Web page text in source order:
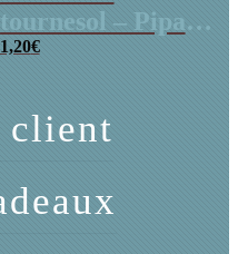
tournesol – Pipas
x 3
1,20€
client